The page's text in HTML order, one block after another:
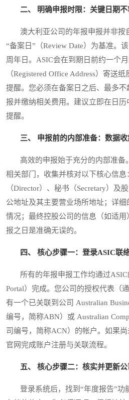
二、 明确申报时限：关键日期
澳大利亚公司的年报申报并非按
“备案日”（Review Date）为基准。
周年日。ASIC会在到期日前约一个
（Registered Office Address）寄送
提醒。您必须在备案日之后、最多
报并缴纳相关费用。建议立即在日
提醒。
三、 申报前的内部准备：数据
高效的申报始于充分的内部准备
相关部门，收集并核对以下核心信息
（Director）、秘书（Secretary）及
公地址及其主要营业场所地址；详
情况；最终控股公司的信息（如适
报之日是准确无误的。
四、 核心步骤一：登录ASIC联
所有的年报申报工作均通过ASIC
Portal）完成。您公司的授权代表（
有一个已关联到公司 Australian
编号，简称ABN）或 Australian
司编号，简称ACN）的帐户。如果
官网完成账户注册与关联流程。
五、 核心步骤二：核实并更新
登录系统后，找到“年度报告”功